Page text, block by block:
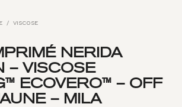
/ VISCOSE
NERIDA
– VISCOSE
ECOVERO™ – OFF
– MILA